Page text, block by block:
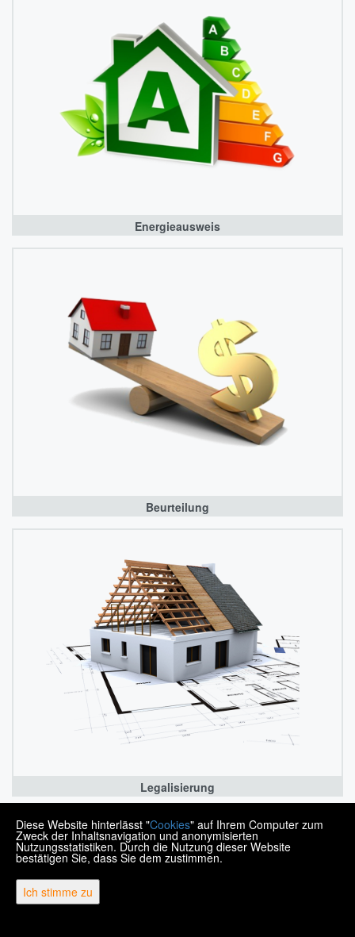
Energieausweis
Beurteilung
Legalisierung
MENDEK NEKRETNINE
Trg Matije Gupca 21, Varaždin HR-42000
+385 99 430 9770
info@nekretnine-mendek.eu
Diese Website hinterlässt "Cookies" auf Ihrem Computer zum
Zweck der Inhaltsnavigation und anonymisierten
Nutzungsstatistiken. Durch die Nutzung dieser Website
bestätigen Sie, dass Sie dem zustimmen.
Ich stimme zu